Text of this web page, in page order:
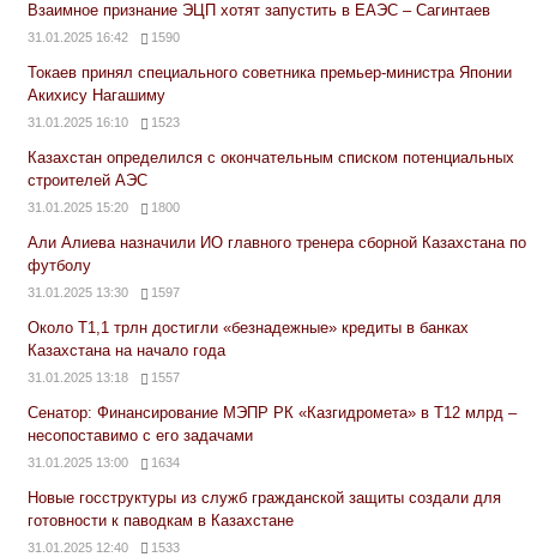
Взаимное признание ЭЦП хотят запустить в ЕАЭС – Сагинтаев
31.01.2025 16:42 1590
Токаев принял специального советника премьер-министра Японии
Акихису Нагашиму
31.01.2025 16:10 1523
Казахстан определился с окончательным списком потенциальных
строителей АЭС
31.01.2025 15:20 1800
Али Алиева назначили ИО главного тренера сборной Казахстана по
футболу
31.01.2025 13:30 1597
Около Т1,1 трлн достигли «безнадежные» кредиты в банках
Казахстана на начало года
31.01.2025 13:18 1557
Сенатор: Финансирование МЭПР РК «Казгидромета» в Т12 млрд –
несопоставимо с его задачами
31.01.2025 13:00 1634
Новые госструктуры из служб гражданской защиты создали для
готовности к паводкам в Казахстане
31.01.2025 12:40 1533